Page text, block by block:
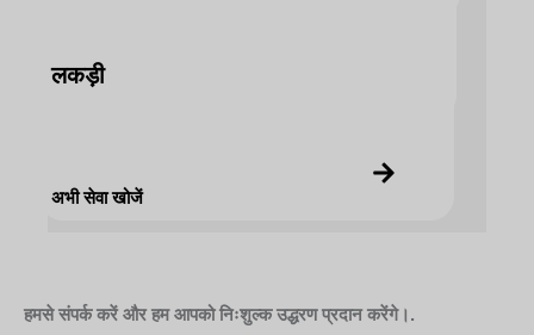
लकड़ी
अभी सेवा खोजें
हमसे संपर्क करें और हम आपको निःशुल्क उद्धरण प्रदान करेंगे।.